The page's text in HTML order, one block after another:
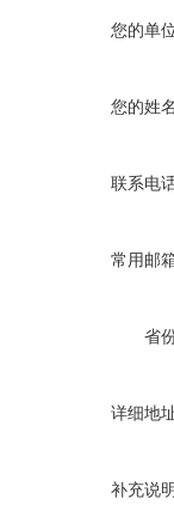
您的单
您的姓
联系电
常用邮
省
详细地
补充说